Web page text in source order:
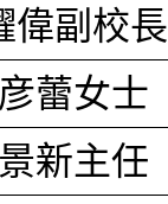
偉副校長
蕾女士
新主任